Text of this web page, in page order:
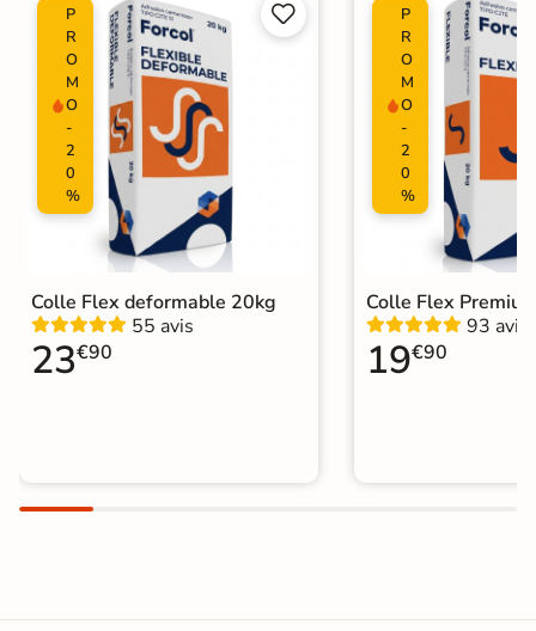
P
R
O
M
O
-
2
0
%


Colle Flex deformable 20kg
55 avis
23€90
P
R
O
M
O
-
2
0
%
Colle Flex
93 avis
19€90